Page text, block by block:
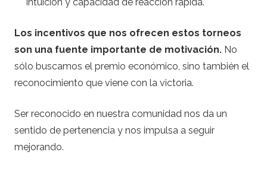
Los incentivos que nos ofrecen estos torneos
son una fuente importante de motivación. No
sólo buscamos el premio económico, sino también el
reconocimiento que viene con la victoria.
Ser reconocido en nuestra comunidad nos da un
sentido de pertenencia y nos impulsa a seguir
mejorando.